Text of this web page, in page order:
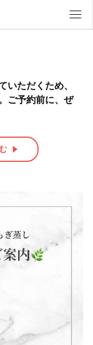
いただくため、
ご予約前に、ぜ